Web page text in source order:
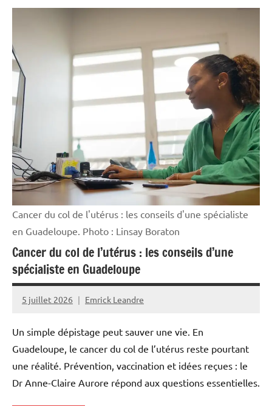
France
Guadeloupe
Histoire
Martinique
Outremer
Politique
Société
Cancer du col de l'utérus : les conseils d'une spécialiste
en Guadeloupe. Photo : Linsay Boraton
Cancer du col de l’utérus : les conseils d’une
spécialiste en Guadeloupe
5 juillet 2026 Emrick Leandre
Un simple dépistage peut sauver une vie. En
Guadeloupe, le cancer du col de l’utérus reste pourtant
une réalité. Prévention, vaccination et idées reçues : le
Dr Anne-Claire Aurore répond aux questions essentielles.